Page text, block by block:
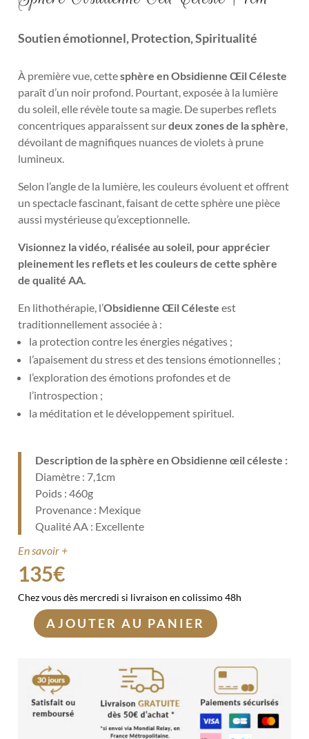
Soutien émotionnel, Protection, Spiritualité
À première vue, cettesphère enObsidienne Œil Céleste
paraît d’un noir profond. Pourtant, exposée à la lumière
du soleil, elle révèle toute sa magie. De superbes reflets
concentriques apparaissent surdeux zones de la sphère,
dévoilant de magnifiques nuances de violets à prune
lumineux.
Selon l’angle de la lumière, les couleurs évoluent et offrent
un spectacle fascinant, faisant de cette sphère une pièce
aussi mystérieuse qu’exceptionnelle.
Visionnez la vidéo, réalisée au soleil, pour apprécier
pleinement les reflets et les couleurs de cette sphère
de qualité AA.
En lithothérapie, l’Obsidienne Œil Céleste est
traditionnellement associée à :
la protection contre les énergies négatives ;
l’apaisement du stress et des tensions émotionnelles ;
l’exploration des émotions profondes et de
l’introspection ;
la méditation et le développement spirituel.
Description de la sphère en Obsidienne œil céleste :
Diamètre : 7,1cm
Poids : 460g
Provenance : Mexique
Qualité AA : Excellente
En savoir +
135€
Chez vous dès mercredi si livraison en colissimo 48h
quantité
Sphère
Obsidienne
Oeil
Céleste
AJOUTER AU PANIER